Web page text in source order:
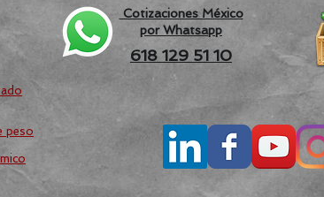
Cotizaciones México
por Whatsapp
618 129 51 10
peso